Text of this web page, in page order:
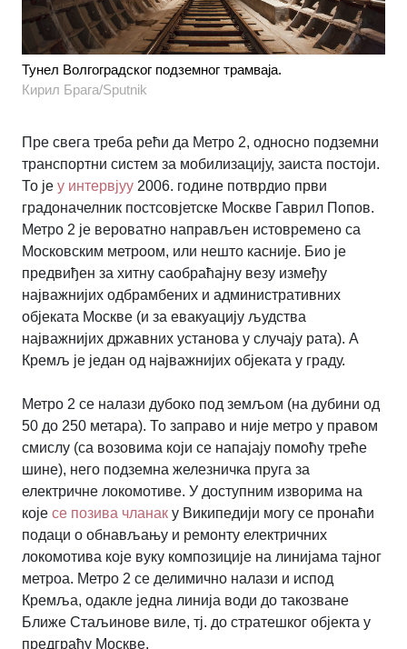
Тунел Волгоградског подземног трамваја.
Кирил Брага/Sputnik
Пре свега треба рећи да Метро 2, односно подземни
транспортни систем за мобилизацију, заиста постоји.
То је у интервјуу 2006. године потврдио први
градоначелник постсовјетске Москве Гаврил Попов.
Метро 2 је вероватно направљен истовремено са
Московским метроом, или нешто касније. Био је
предвиђен за хитну саобраћајну везу између
најважнијих одбрамбених и административних
објеката Москве (и за евакуацију људства
најважнијих државних установа у случају рата). А
Кремљ је један од најважнијих објеката у граду.
Метро 2 се налази дубоко под земљом (на дубини од
50 до 250 метара). То заправо и није метро у правом
смислу (са возовима који се напајају помоћу треће
шине), него подземна железничка пруга за
електричне локомотиве. У доступним изворима на
које се позива чланак у Википедији могу се пронаћи
подаци о обнављању и ремонту електричних
локомотива које вуку композиције на линијама тајног
метроа. Метро 2 се делимично налази и испод
Кремља, одакле једна линија води до такозване
Ближе Стаљинове виле, тј. до стратешког објекта у
предграђу Москве.